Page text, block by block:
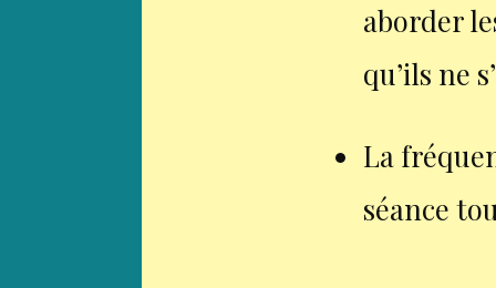
aborder
qu’ils ne
La
séance